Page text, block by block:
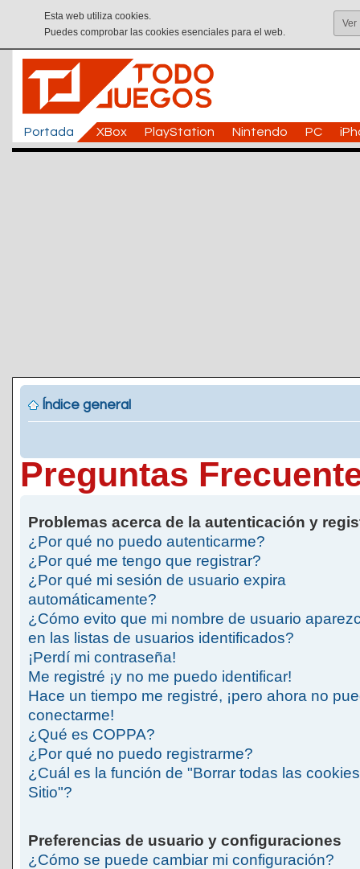
Esta web utiliza cookies.
Puedes comprobar las cookies esenciales para el web.
Ver
Portada XBox PlayStation Nintendo PC
Índice general
Preguntas
Problemas acerca de la autenticación y
¿Por qué no puedo autenticarme?
¿Por qué me tengo que registrar?
¿Por qué mi sesión de usuario expira
automáticamente?
¿Cómo evito que mi nombre de usuario
en las listas de usuarios identificados?
¡Perdí mi contraseña!
Me registré ¡y no me puedo identificar!
Hace un tiempo me registré, ¡pero ahora no
conectarme!
¿Qué es COPPA?
¿Por qué no puedo registrarme?
¿Cuál es la función de "Borrar todas las
Sitio"?
Preferencias de usuario y configuraciones
¿Cómo se puede cambiar mi configuración?